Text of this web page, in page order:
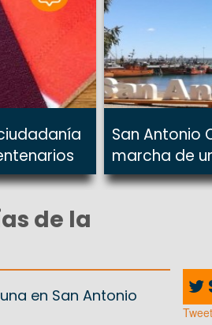
San Antonio
marcha de
de la
en San Antonio